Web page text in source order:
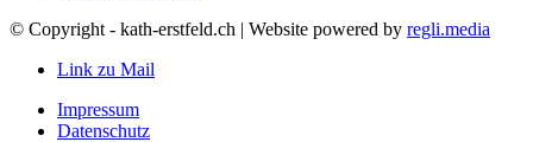
© Copyright - kath-erstfeld.ch | Website powered by regli.media
Link zu Mail
Impressum
Datenschutz